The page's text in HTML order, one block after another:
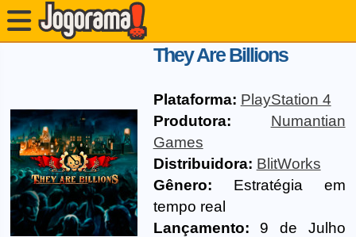
They Are Billions
Plataforma: PlayStation 4
Produtora:
Numantian
Games
Distribuidora: BlitWorks
Gênero:
Estratégia em
tempo real
Lançamento: 9 de Julho